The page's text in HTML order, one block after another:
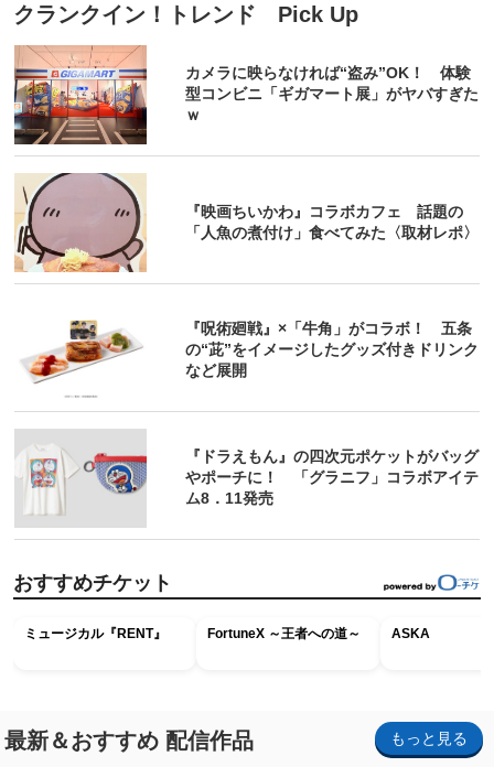
クランクイン！トレンド Pick Up
カメラに映らなければ“盗み”OK！ 体験
型コンビニ「ギガマート展」がヤバすぎた
ｗ
『映画ちいかわ』コラボカフェ 話題の
「人魚の煮付け」食べてみた〈取材レポ〉
『呪術廻戦』×「牛角」がコラボ！ 五条
の“茈”をイメージしたグッズ付きドリンク
など展開
『ドラえもん』の四次元ポケットがバッグ
やポーチに！ 「グラニフ」コラボアイテ
ム8．11発売
おすすめチケット
ミュージカル『RENT』 FortuneX ～王者への道～ ASKA
最新＆おすすめ 配信作品 もっと見る